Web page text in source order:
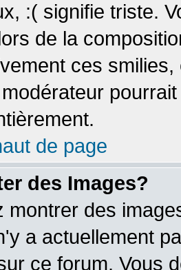
:( signifie triste.
de la
ces
de page
des Images?
montrer des
a actuellement
ce forum. Vous